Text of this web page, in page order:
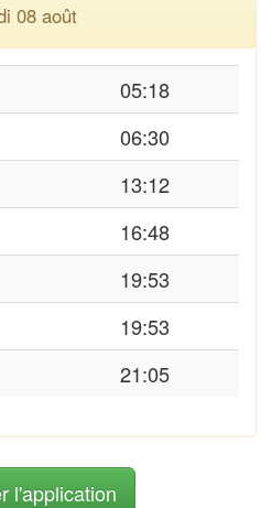
08 août
05:18
06:30
13:12
16:48
19:53
19:53
21:05
l'application